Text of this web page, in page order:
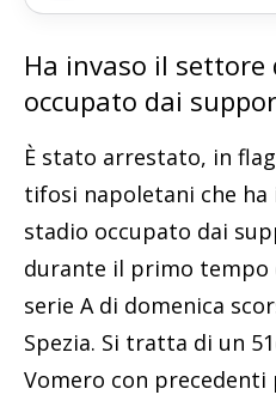
Ha invaso il settore
occupato dai
È stato arrestato, in
tifosi napoletani che
stadio occupato dai
durante il primo tempo
serie A di domenica
Spezia. Si tratta di un
Vomero con precedenti